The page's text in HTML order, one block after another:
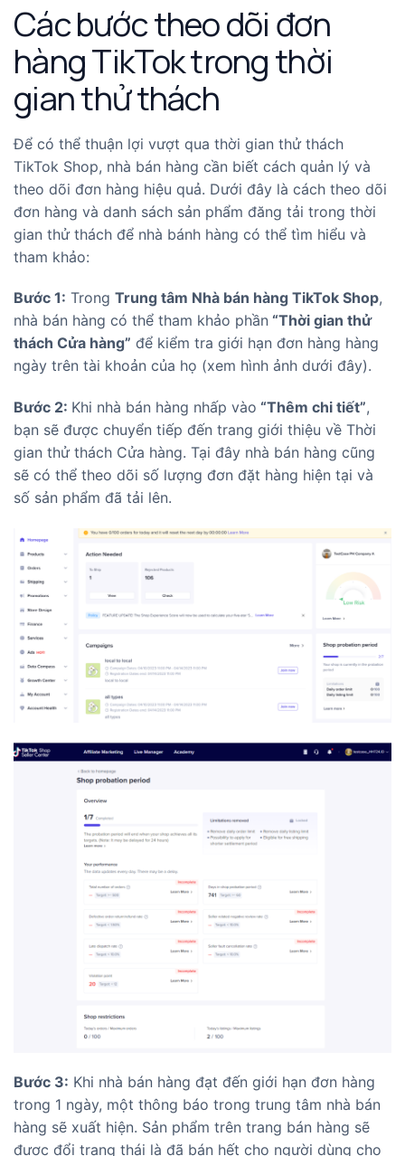
Các bước theo dõi đơn
hàng TikTok trong thời
gian thử thách
Để có thể thuận lợi vượt qua thời gian thử thách
TikTok Shop, nhà bán hàng cần biết cách quản lý và
theo dõi đơn hàng hiệu quả. Dưới đây là cách theo dõi
đơn hàng và danh sách sản phẩm đăng tải trong thời
gian thử thách để nhà bánh hàng có thể tìm hiểu và
tham khảo:
Bước 1: Trong Trung tâm Nhà bán hàng TikTok Shop,
nhà bán hàng có thể tham khảo phần “Thời gian thử
thách Cửa hàng” để kiểm tra giới hạn đơn hàng hàng
ngày trên tài khoản của họ (xem hình ảnh dưới đây).
Bước 2: Khi nhà bán hàng nhấp vào “Thêm chi tiết”,
bạn sẽ được chuyển tiếp đến trang giới thiệu về Thời
gian thử thách Cửa hàng. Tại đây nhà bán hàng cũng
sẽ có thể theo dõi số lượng đơn đặt hàng hiện tại và
số sản phẩm đã tải lên.
Bước 3: Khi nhà bán hàng đạt đến giới hạn đơn hàng
trong 1 ngày, một thông báo trong trung tâm nhà bán
hàng sẽ xuất hiện. Sản phẩm trên trang bán hàng sẽ
được đổi trạng thái là đã bán hết cho người dùng cho